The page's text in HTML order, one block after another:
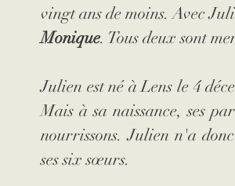
vingt ans de moins. Avec
Monique. Tous deux sont
Julien est né à Lens le 4
Mais à sa naissance, ses
nourrissons. Julien n'a
ses six sœurs.